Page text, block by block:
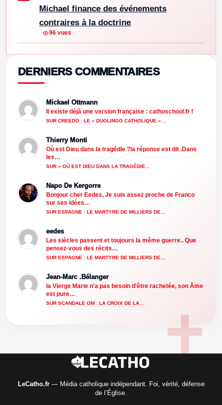
Michael finance des événements
contraires à la doctrine
96 vues
DERNIERS COMMENTAIRES
Mickael Ottmann
Il existe déjà une version française : cathoschool.fr !
SUR CREEDO : LE « DUOLINGO CATHOLIQUE »…
Thierry Monti
Où est Dieu dans la tragédie ?la réponse est dit .Dans
les…
SUR « OÙ EST DIEU DANS LA TRAGÉDIE…
Napo De Kergorre
Bonjour cher Eedes, Je suis assez proche de Franco
sur ses idées…
SUR ESPAGNE : LE MARTYRE DE MILLIERS DE…
eedes
Les siècles passent et toujours la même guerre.. Que
pensez-vous des récits…
SUR ESPAGNE : LE MARTYRE DE MILLIERS DE…
Jean-Marc .Bélanger
la Vierge Marie n'a pas besoin d'être rachetée, son Âme
est pure…
SUR SCANDALE OM : LA CROIX DE LA…
LeCatho.fr— Média catholique indépendant. Foi, vérité, défense
de l’Église.